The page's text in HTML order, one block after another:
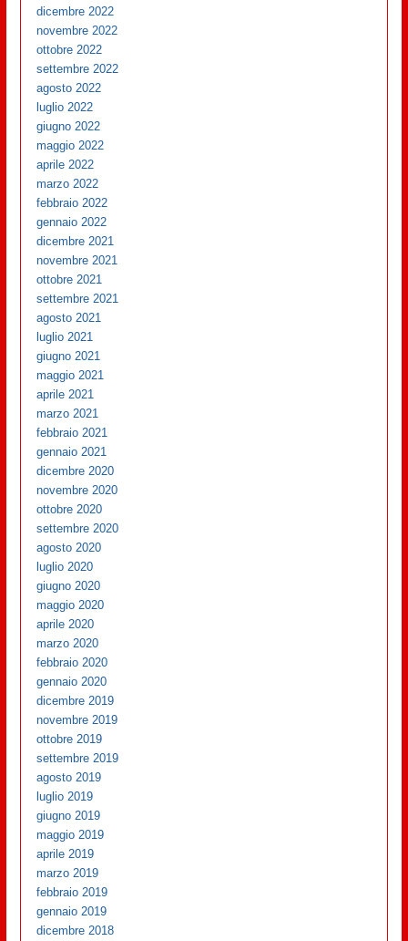
dicembre 2022
novembre 2022
ottobre 2022
settembre 2022
agosto 2022
luglio 2022
giugno 2022
maggio 2022
aprile 2022
marzo 2022
febbraio 2022
gennaio 2022
dicembre 2021
novembre 2021
ottobre 2021
settembre 2021
agosto 2021
luglio 2021
giugno 2021
maggio 2021
aprile 2021
marzo 2021
febbraio 2021
gennaio 2021
dicembre 2020
novembre 2020
ottobre 2020
settembre 2020
agosto 2020
luglio 2020
giugno 2020
maggio 2020
aprile 2020
marzo 2020
febbraio 2020
gennaio 2020
dicembre 2019
novembre 2019
ottobre 2019
settembre 2019
agosto 2019
luglio 2019
giugno 2019
maggio 2019
aprile 2019
marzo 2019
febbraio 2019
gennaio 2019
dicembre 2018